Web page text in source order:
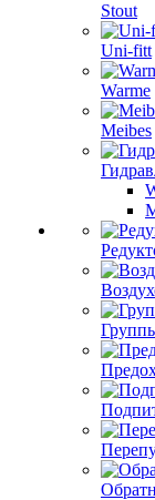
Stout
Uni-fitt
Warme
Meibes